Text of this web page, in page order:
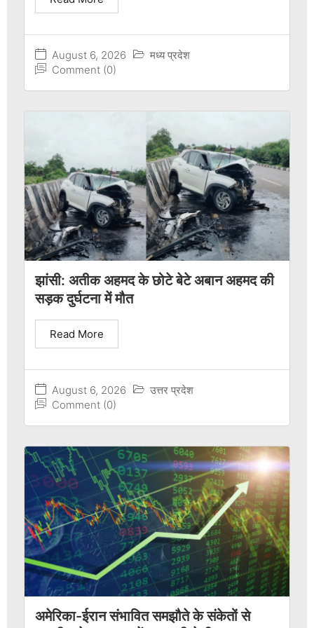
August 6, 2026
मध्य प्रदेश
Comment (0)
झांसी: अतीक अहमद के छोटे बेटे अबान अहमद की
सड़क दुर्घटना में मौत
August 6, 2026
उत्तर प्रदेश
Comment (0)
Read More
अमेरिका-ईरान संभावित समझौते के संकेतों से